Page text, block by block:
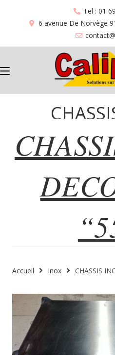
Tel : 01
6 avenue De Norvège
Accueil Inox CHASSIS